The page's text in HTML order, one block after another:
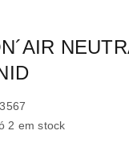
2 em stock